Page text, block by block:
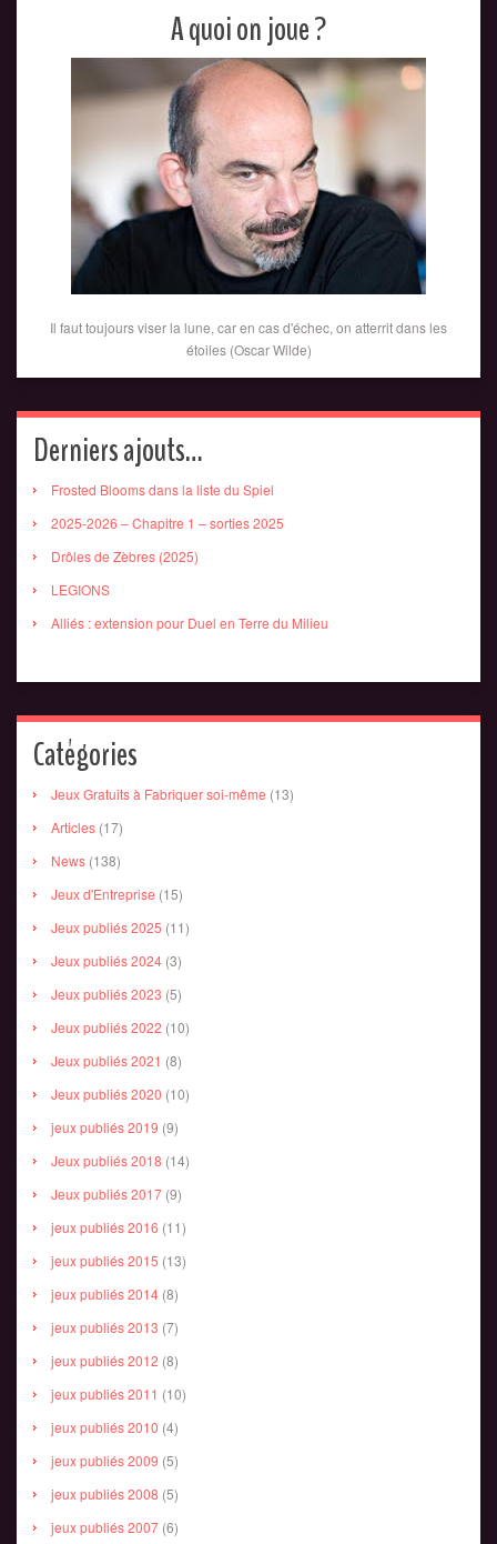
A quoi on joue ?
Il faut toujours viser la lune, car en cas d'échec, on atterrit dans les
étoiles (Oscar Wilde)
Derniers ajouts…
Frosted Blooms dans la liste du Spiel
2025-2026 – Chapitre 1 – sorties 2025
Drôles de Zèbres (2025)
LEGIONS
Alliés : extension pour Duel en Terre du Milieu
Catégories
Jeux Gratuits à Fabriquer soi-même (13)
Articles (17)
News (138)
Jeux d'Entreprise (15)
Jeux publiés 2025 (11)
Jeux publiés 2024 (3)
Jeux publiés 2023 (5)
Jeux publiés 2022 (10)
Jeux publiés 2021 (8)
Jeux publiés 2020 (10)
jeux publiés 2019 (9)
Jeux publiés 2018 (14)
Jeux publiés 2017 (9)
jeux publiés 2016 (11)
jeux publiés 2015 (13)
jeux publiés 2014 (8)
jeux publiés 2013 (7)
jeux publiés 2012 (8)
jeux publiés 2011 (10)
jeux publiés 2010 (4)
jeux publiés 2009 (5)
jeux publiés 2008 (5)
jeux publiés 2007 (6)